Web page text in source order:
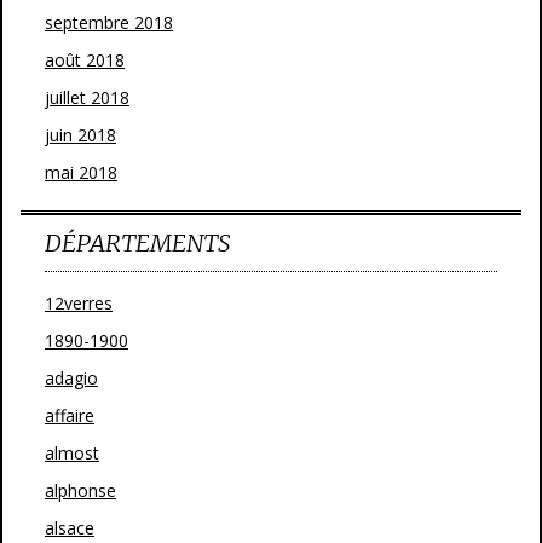
septembre 2018
août 2018
juillet 2018
juin 2018
mai 2018
DÉPARTEMENTS
12verres
1890-1900
adagio
affaire
almost
alphonse
alsace